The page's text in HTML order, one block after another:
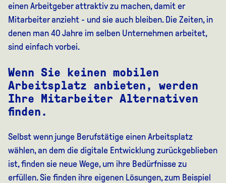
einen Arbeitgeber attraktiv zu machen, damit er
Mitarbeiter anzieht - und sie auch bleiben. Die Zeiten, in
denen man 40 Jahre im selben Unternehmen arbeitet,
sind einfach vorbei.
Wenn Sie keinen mobilen
Arbeitsplatz anbieten, werden
Ihre Mitarbeiter Alternativen
finden.
Selbst wenn junge Berufstätige einen Arbeitsplatz
wählen, an dem die digitale Entwicklung zurückgeblieben
ist, finden sie neue Wege, um ihre Bedürfnisse zu
erfüllen. Sie finden ihre eigenen Lösungen, zum Beispiel